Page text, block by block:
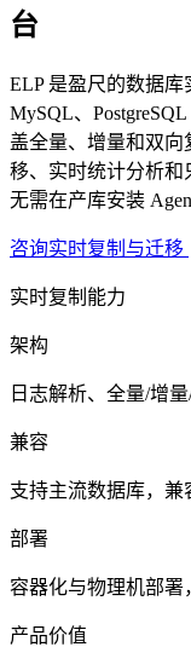
台
ELP 是盈尺的数据库
MySQL、
盖全量、增量和双
移、实时统计分析和
无需在产库安装
咨询实时复制与迁移
实时复制能力
架构
日志解析、全量/增
兼容
支持主流数据库，兼
部署
容器化与物理机部
产品价值